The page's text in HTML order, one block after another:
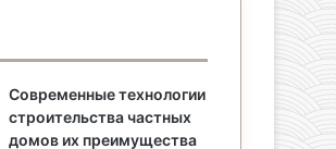
Современные технологии
строительства частных
домов их преимущества